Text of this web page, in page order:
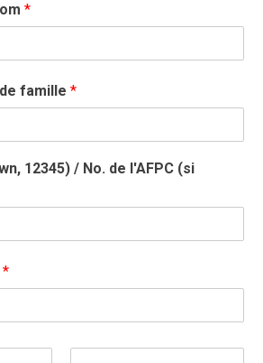
*
famille *
12345) / No. de l'AFPC (si
*